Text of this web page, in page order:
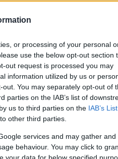
or processing of your personal
use the below opt-out section
out request is processed you may
information utilized by us or
You may separately opt-out of
parties on the IAB’s list of
us to third parties on the IAB’s
other third parties.
services and may gather and
behaviour. You may click to
your data for below specified
A